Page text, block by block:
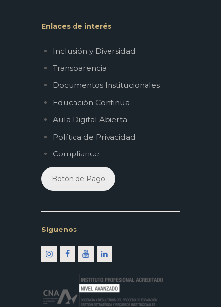
Enlaces de interés
Inclusión y Diversidad
Transparencia
Documentos Institucionales
Educación Continua
Aula Digital Abierta
Política de Privacidad
Compliance
Botón de Pago
Síguenos